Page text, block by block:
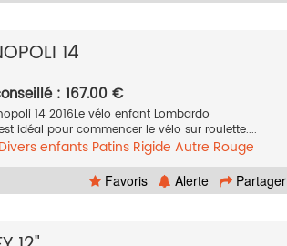
14
: 167.00 €
14 2016Le vélo enfant Lombardo
idéal pour commencer le vélo sur roulette....
Divers enfants Patins Rigide Autre Rouge
Favoris Alerte Partager